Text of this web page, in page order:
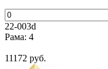
22-003d
Рама: 4
11172 руб.